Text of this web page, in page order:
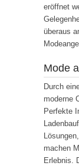
eröffnet
überaus
Mode
Durch
moderne
Perfekte
machen
Erlebnis.